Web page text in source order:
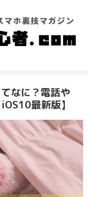
なに？電話や
最新版】